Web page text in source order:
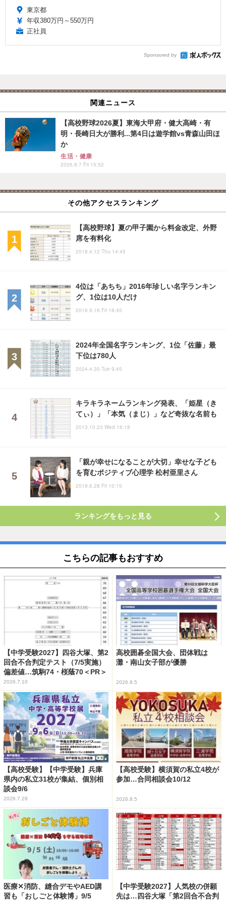
東京都
年収380万円～550万円
正社員
Sponsored by
関連ニュース
【高校野球2026夏】東海大甲府・健大高崎・有
明・長崎日大が勝利...第4日は遊学館vs青森山田ほ
か
生活・健康
2026.8.7 Fri 15:52
その他アクセスランキング
【高校野球】夏の甲子園から料金改定、外野
席を有料化
2018.4.12 Thu 14:45
4位は「あちち」2016年珍しい名字ランキン
グ、1位は10人だけ
2016.9.16 Fri 16:45
2024年全国名字ランキング、1位「佐藤」最
下位は780人
2024.4.30 Tue 9:45
キラキラネームランキング発表、「姫星（き
てぃ）」「本気（まじ）」など奇抜な名前も
2013.10.23 Wed 16:18
「親が幸せになることが大切」幸せな子ども
を育むポジティブ心理学 松村亜里さん
2019.6.28 Fri 10:15
ランキングをもっと見る
こちらの記事もおすすめ
【中学受験2027】四谷大塚、第2
回合不合判定テスト（7/5実施）
偏差値…筑駒74・桜蔭70＜PR＞
2026.7.10
高校囲碁全国大会、団体戦は
灘・南山女子部が優勝
2026.8.5
【高校受験】【中学受験】兵庫
県内の私立31校が集結、個別相
談会9/6
2026.7.28
【高校受験】横須賀の私立4校が
参加…合同相談会10/12
2026.8.5
医療✕消防、縫合デモやAED講
習も「おしごと体験博」9/5
【中学受験2027】人気校の併願
先は…四谷大塚「第2回合不合判